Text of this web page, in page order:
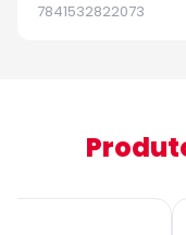
7841532822073